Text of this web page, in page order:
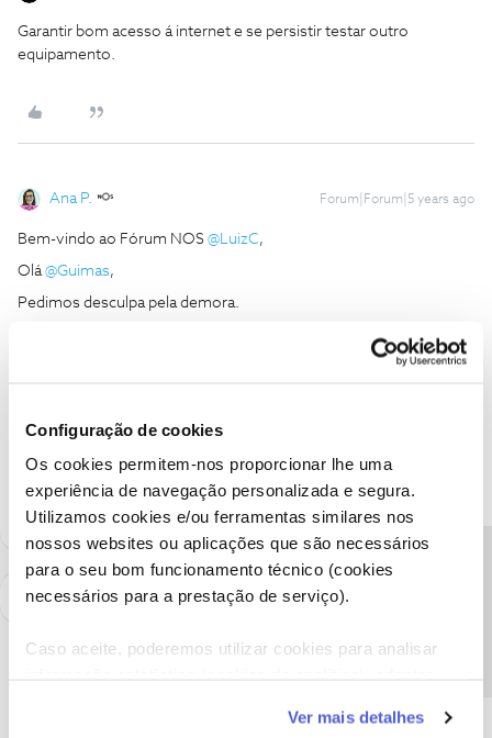
Configuração de cookies
Os cookies permitem-nos proporcionar lhe uma
experiência de navegação personalizada e segura.
Utilizamos cookies e/ou ferramentas similares nos
nossos websites ou aplicações que são necessários
para o seu bom funcionamento técnico (cookies
necessários para a prestação de serviço).
Caso aceite, poderemos utilizar cookies para analisar
funcionalidades (cookies de personalização e
Ver mais detalhes
Garantir bom acesso á internet e se persistir testar outro
equipamento.
Ana P. Forum|Forum|5 years ago
Bem-vindo ao Fórum NOS @LuizC,
Olá@Guimas,
Pedimos desculpa pela demora.
, a dificuldade que nos identificou ainda se mantém?
Ajude a comunidade a encontrar informação relevante. Marque